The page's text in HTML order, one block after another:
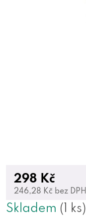
298 Kč
246,28 Kč bez DPH
Skladem (1 ks)